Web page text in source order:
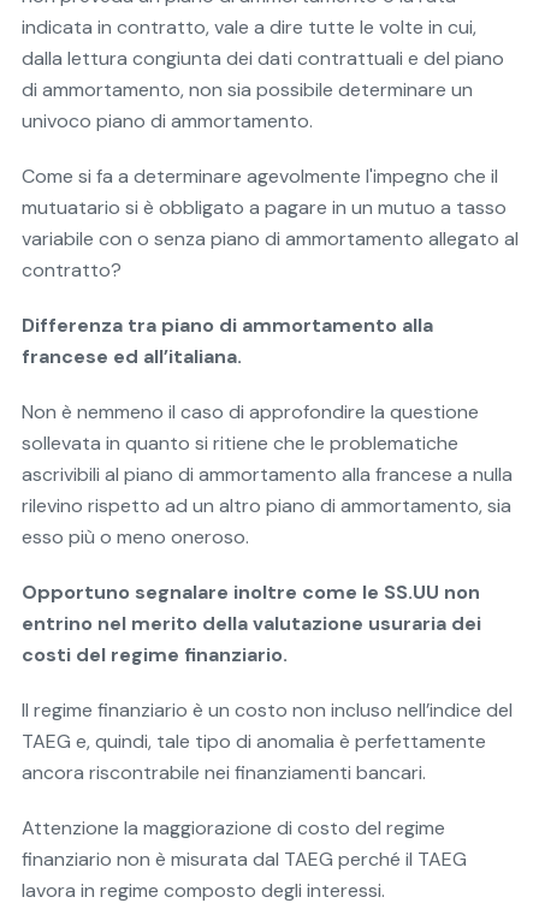
indicata in contratto, vale a dire tutte le volte in cui,
dalla lettura congiunta dei dati contrattuali e del piano
di ammortamento, non sia possibile determinare un
univoco piano di ammortamento.
Come si fa a determinare agevolmente l'impegno che il
mutuatario si è obbligato a pagare in un mutuo a tasso
variabile con o senza piano di ammortamento allegato al
contratto?
Differenza tra piano di ammortamento alla
francese ed all’italiana.
Non è nemmeno il caso di approfondire la questione
sollevata in quanto si ritiene che le problematiche
ascrivibili al piano di ammortamento alla francese a nulla
rilevino rispetto ad un altro piano di ammortamento, sia
esso più o meno oneroso.
Opportuno segnalare inoltre come le SS.UU non
entrino nel merito della valutazione usuraria dei
costi del regime finanziario.
Il regime finanziario è un costo non incluso nell’indice del
TAEG e, quindi, tale tipo di anomalia è perfettamente
ancora riscontrabile nei finanziamenti bancari.
Attenzione la maggiorazione di costo del regime
finanziario non è misurata dal TAEG perché il TAEG
lavora in regime composto degli interessi.